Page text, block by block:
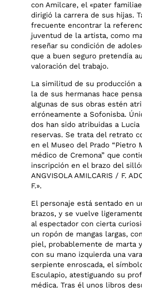
con Amilcare, el «pater
dirigió la carrera de sus hijas.
frecuente encontrar la
juventud de la artista, como
reseñar su condición de
que a buen seguro pretendía
valoración del trabajo.
La similitud de su producción
la de sus hermanas hace
algunas de sus obras estén
erróneamente a Sofonisba.
dos han sido atribuidas a Lucia
reservas. Se trata del retrato
en el Museo del Prado “Pietro
médico de Cremona” que
inscripción en el brazo del
ANGVISOLA AMILCARIS / F.
F.».
El personaje está sentado en
brazos, y se vuelve
al espectador con cierta
un ropón de mangas largas,
piel, probablemente de marta
con su mano izquierda una
serpiente enroscada, el
Esculapio, atestiguando su
médica. Tras él unos libros